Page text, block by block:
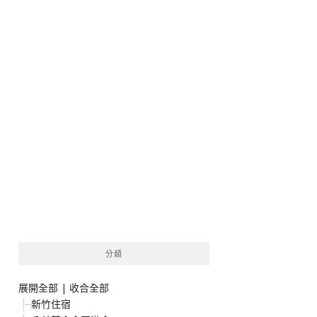
分類
展開全部 | 收合全部
新竹住宿